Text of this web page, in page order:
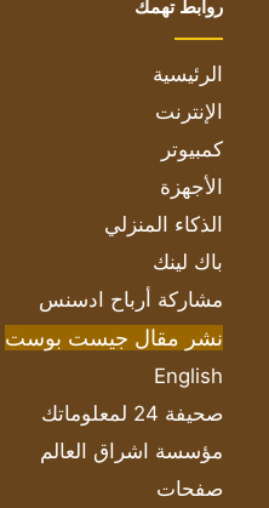
روابط تهمك
الرئيسية
الإنترنت
كمبيوتر
الأجهزة
الذكاء المنزلي
باك لينك
مشاركة أرباح ادسنس
نشر مقال جيست بوست
English
صحيفة 24 لمعلوماتك
مؤسسة اشراق العالم
صفحات